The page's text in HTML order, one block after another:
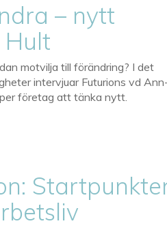
– nytt
motvilja till förändring? I det
intervjuar Futurions vd
företag att tänka nytt.